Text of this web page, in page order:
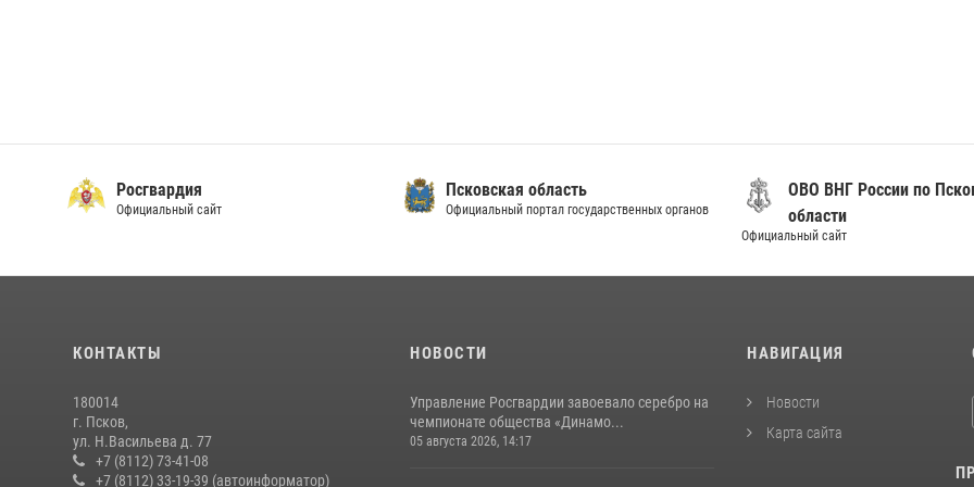
Росгвардия
Официальный сайт
Псковская область
Официальный портал государственных органов
ОВО ВНГ России по
области
Официальный сайт
КОНТАКТЫ
180014
г. Псков,
ул. Н.Васильева д. 77
+7 (8112) 73-41-08
+7 (8112) 33-19-39 (автоинформатор)
НОВОСТИ
Управление Росгвардии завоевало серебро на
чемпионате общества «Динамо...
05 августа 2026, 14:17
НАВИГАЦИЯ
Новости
Карта сайта